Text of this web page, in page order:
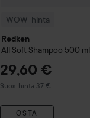
WOW-hinta
Redken
All Soft Shampoo 500 ml
29,60 €
Suos. hinta 37 €
Suositeltu hinta 37 €
OSTA